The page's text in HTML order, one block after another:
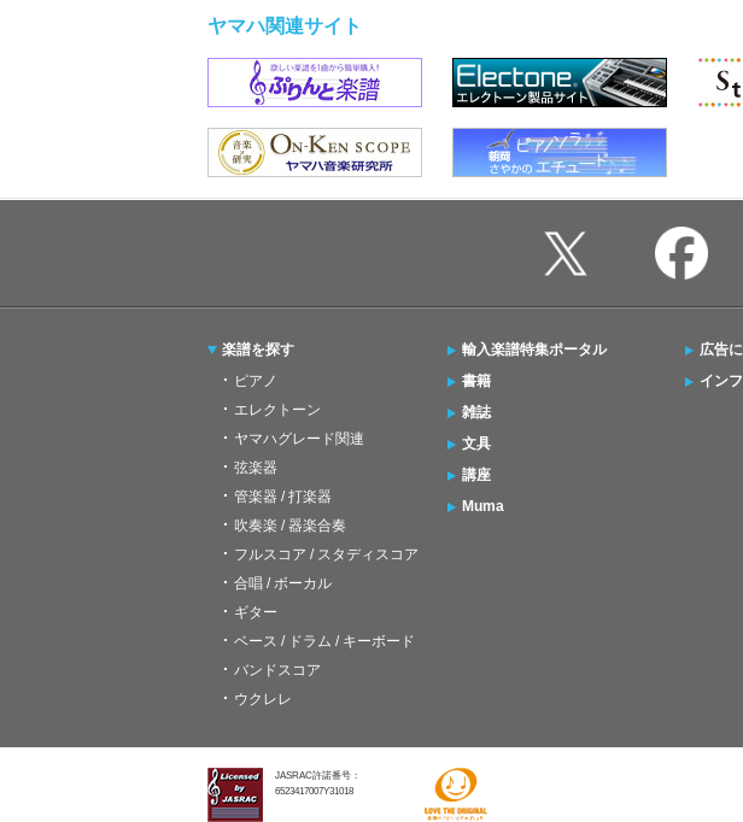
ヤマハ関連サイト
楽譜を探す
ピアノ
エレクトーン
ヤマハグレード関連
弦楽器
管楽器 / 打楽器
吹奏楽 / 器楽合奏
フルスコア / スタディスコア
合唱 / ボーカル
ギター
ベース / ドラム / キーボード
バンドスコア
ウクレレ
輸入楽譜特集ポータル
書籍
雑誌
文具
講座
Muma
広告
イン
JASRAC許諾番号：
6523417007Y31018